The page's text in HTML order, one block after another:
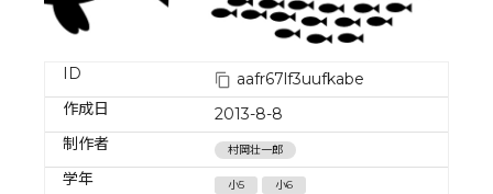
ID
aafr67lf3uufkabe
作成日
2013-8-8
制作者
村岡壮一郎
学年 小5 小6